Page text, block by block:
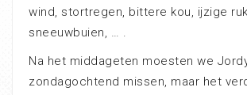
wind, stortregen, bittere kou, ijzige
sneeuwbuien, … .
Na het middageten moesten we
zondagochtend missen, maar het